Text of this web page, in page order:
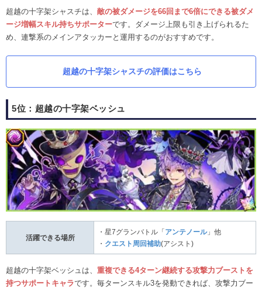
超越の十字架シャスチは、 敵の被ダメージを66回まで6倍にできる被ダメ
ージ増幅スキル持ちサポーターです。ダメージ上限も引き上げられるた
め、連撃系のメインアタッカーと運用するのがおすすめです。
超越の十字架シャスチの評価はこちら
5位：超越の十字架ベッシュ
活躍できる場所
・星7グランバトル「 アンテノール」他
・ クエスト周回補助(アシスト)
超越の十字架ベッシュは、 重複できる4ターン継続する攻撃力ブーストを
持つサポートキャラです。毎ターンスキル3を発動できれば、攻撃力ブー